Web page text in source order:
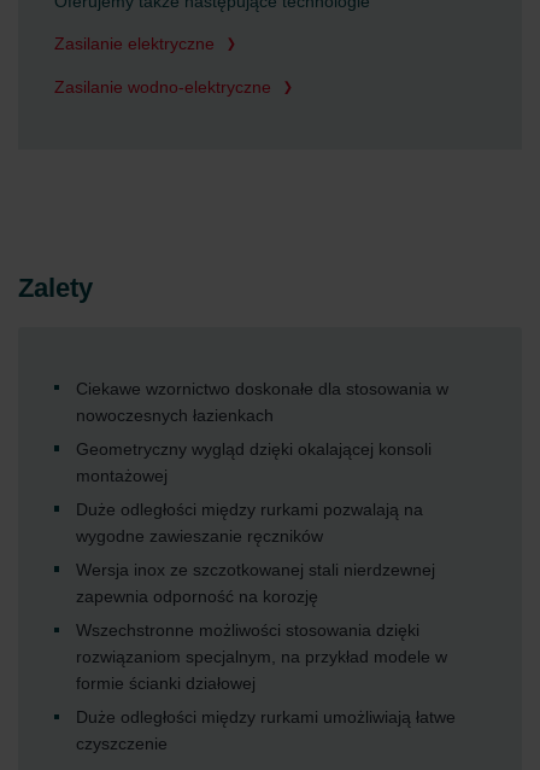
Zasilanie elektryczne
Zasilanie wodno-elektryczne
Zalety
Ciekawe wzornictwo doskonałe dla stosowania w
nowoczesnych łazienkach
Geometryczny wygląd dzięki okalającej konsoli
montażowej
Duże odległości między rurkami pozwalają na
wygodne zawieszanie ręczników
Wersja inox ze szczotkowanej stali nierdzewnej
zapewnia odporność na korozję
Wszechstronne możliwości stosowania dzięki
rozwiązaniom specjalnym, na przykład modele w
formie ścianki działowej
Duże odległości między rurkami umożliwiają łatwe
czyszczenie